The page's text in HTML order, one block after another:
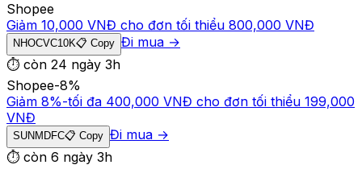
Shopee
Giảm 10,000 VNĐ cho đơn tối thiểu 800,000 VNĐ
NHOCVC10K📋 Copy Đi mua →
⏱ còn 24 ngày 3h
Shopee-8%
Giảm 8%-tối đa 400,000 VNĐ cho đơn tối thiểu 199,000
VNĐ
SUNMDFC📋 Copy Đi mua →
⏱ còn 6 ngày 3h